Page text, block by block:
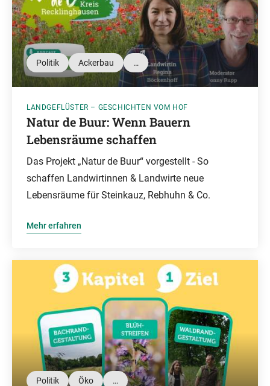
Politik Ackerbau …
LANDGEFLÜSTER – GESCHICHTEN VOM HOF
Natur de Buur: Wenn Bauern
Lebensräume schaffen
Das Projekt „Natur de Buur“ vorgestellt - So
schaffen Landwirtinnen & Landwirte neue
Lebensräume für Steinkauz, Rebhuhn & Co.
Mehr erfahren
Politik Öko …